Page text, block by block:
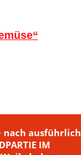
nach
IM